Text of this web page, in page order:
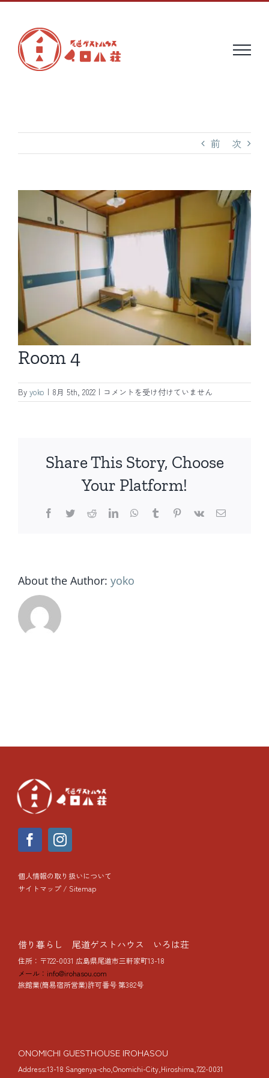
Skip
content
前 次
Image
Room 4
By yoko | 8月 5th, 2022 | Room
4
コメントを受け付けていません
Share This Story, Choose
Your Platform!
Facebook
TwitterRedditLinkedInWhatsApp
TumblrPinterest
Vk
電
About the Author: yoko
個人情報の取り扱いについて
サイトマップ / Sitemap
借り暮らし 尾道ゲストハウス いろは荘
住所：〒722-0031 広島県尾道市三軒家町13-18
メール：info@irohasou.com
旅館業(簡易宿所営業)許可番号 第382号
ONOMICHI GUESTHOUSE IROHASOU
Address:13-18 Sangenya-cho,Onomichi-City,Hiroshima,722-0031